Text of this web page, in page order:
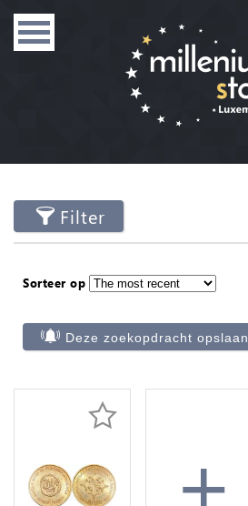
Filter
Sorteer op
Deze zoekopdracht opslaan
+